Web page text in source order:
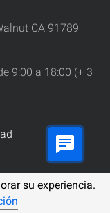
su experiencia.
CA 91789
9:00 a 18:00 (+ 3